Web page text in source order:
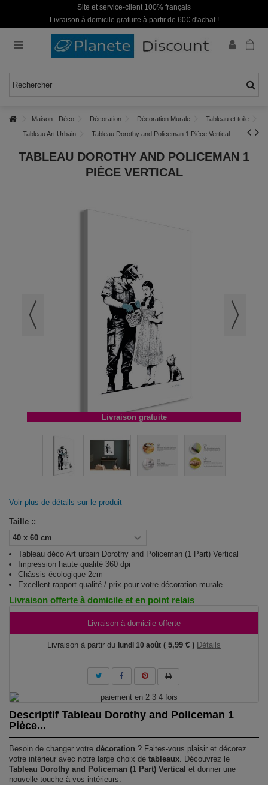
Site et service-client 100% français
Livraison à domicile gratuite à partir de 60€ d'achat !
Maison - Déco Décoration Décoration Murale Tableau et toile
Tableau Art Urbain Tableau Dorothy and Policeman 1 Pièce Vertical
TABLEAU DOROTHY AND POLICEMAN 1
PIÈCE VERTICAL
Livraison gratuite
Voir plus de détails sur le produit
Taille ::
Tableau déco Art urbain Dorothy and Policeman (1 Part) Vertical
Impression haute qualité 360 dpi
Châssis écologique 2cm
Excellent rapport qualité / prix pour votre décoration murale
Livraison offerte à domicile et en point relais
Livraison à domicile offerte
Livraison à partir du lundi 10 août ( 5,99 € ) Détails
Descriptif Tableau Dorothy and Policeman 1
Pièce...
Besoin de changer votre décoration ? Faites-vous plaisir et décorez
votre intérieur avec notre large choix de tableaux. Découvrez le
Tableau Dorothy and Policeman (1 Part) Vertical et donner une
nouvelle touche à vos intérieurs.